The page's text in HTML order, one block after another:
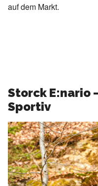
auf dem Markt.
Storck E:nario
Sportiv